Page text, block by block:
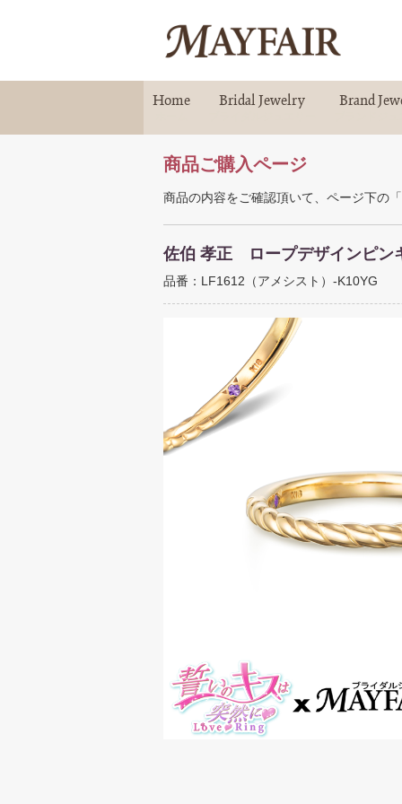
Home Bridal Jewelry Brand
商品ご購入ページ
商品の内容をご確認頂いて、ページ下の
佐伯 孝正 ロープデザインピン
品番：LF1612（アメシスト）-K10YG